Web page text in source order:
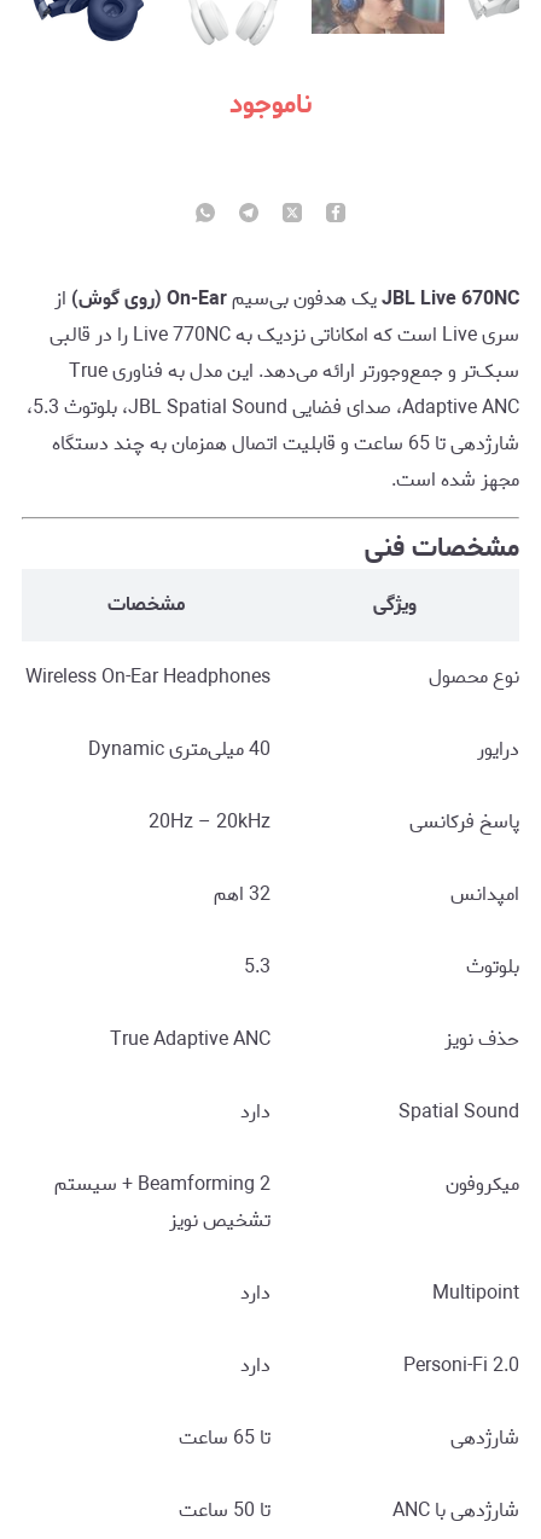
ناموجود
JBL Live 670NCیک هدفون بی‌سیمOn-Ear (روی گوش)
از
سری Live است که امکاناتی نزدیک به Live 770NC را در قالبی
سبک‌تر و جمع‌وجورتر ارائه می‌دهد. این مدل به فناوری True
Adaptive ANC، صدای فضایی JBL Spatial Sound، بلوتوث 5.3،
شارژدهی تا 65 ساعت و قابلیت اتصال همزمان به چند دستگاه
مجهز شده است.
مشخصات فنی
ویژگی مشخصات
نوع محصول Wireless On-Ear Headphones
درایور 40 میلی‌متری Dynamic
پاسخ فرکانسی 20Hz – 20kHz
امپدانس 32 اهم
بلوتوث 5.3
حذف نویز True Adaptive ANC
Spatial Sound دارد
میکروفون
2 Beamforming + سیستم
تشخیص نویز
Multipoint دارد
Personi-Fi 2.0 دارد
شارژدهی تا 65 ساعت
شارژدهی با ANC تا 50 ساعت